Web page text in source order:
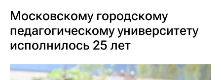
Московскому городскому
педагогическому университету
исполнилось 25 лет